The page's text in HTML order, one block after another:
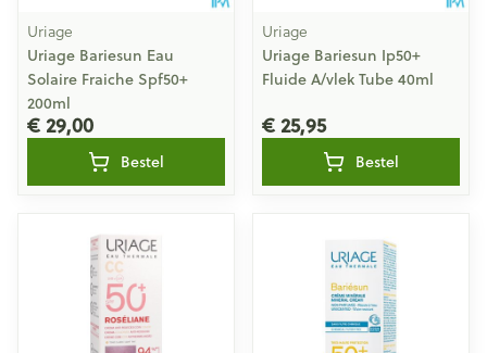
Uriage
Uriage Bariesun Eau
Solaire Fraiche Spf50+
200ml
€ 29,00
Bestel
Uriage
Uriage Bariesun Ip50+
Fluide A/vlek Tube 40ml
€ 25,95
Bestel